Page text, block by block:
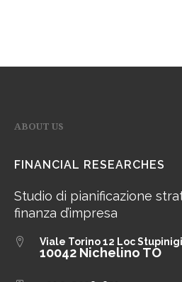
ABOUT US
FINANCIAL RESEARCHES
Studio di pianificazione
finanza d’impresa
Viale Torino 12 Loc Stupinigi
10042 Nichelino TO